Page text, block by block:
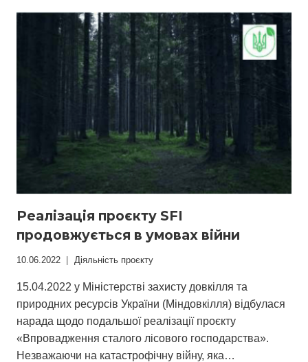
ВИКОНАВЦІВ
ПОЛЬОВИХ
РОБІТ
НАЦІОНАЛЬНОЇ
ІНВЕНТАРИЗАЦІЇ
ЛІСІВ
Реалізація проєкту SFI
продовжується в умовах війни
10.06.2022 Діяльність проєкту
15.04.2022 у Міністерстві захисту довкілля та
природних ресурсів України (Міндовкілля) відбулася
нарада щодо подальшої реалізації проєкту
«Впровадження сталого лісового господарства».
Незважаючи на катастрофічну війну, яка…